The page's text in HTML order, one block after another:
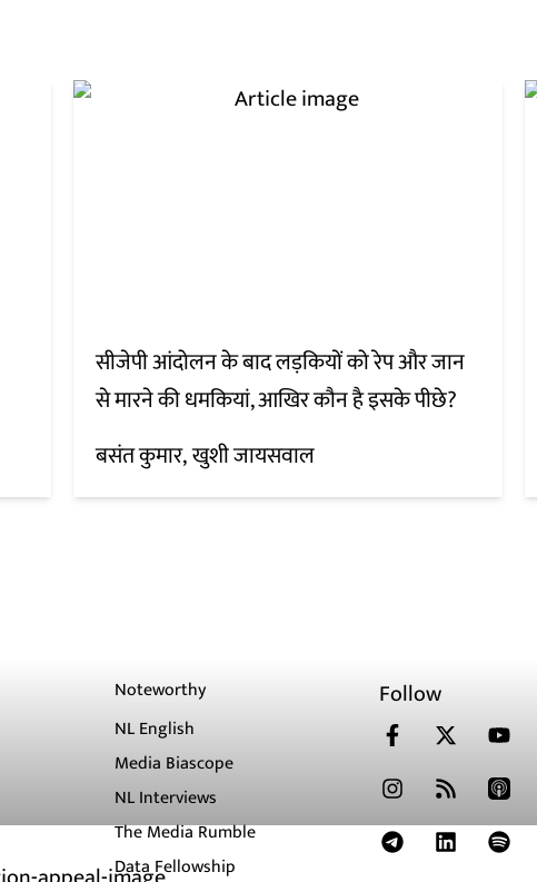
सीजेपी आंदोलन के बाद लड़कियों को रेप और जान
से मारने की धमकियां, आखिर कौन है इसके पीछे?
बसंत कुमार खुशी जायसवाल
Noteworthy
NL English
Media Biascope
NL Interviews
The Media Rumble
Data Fellowship
Follow